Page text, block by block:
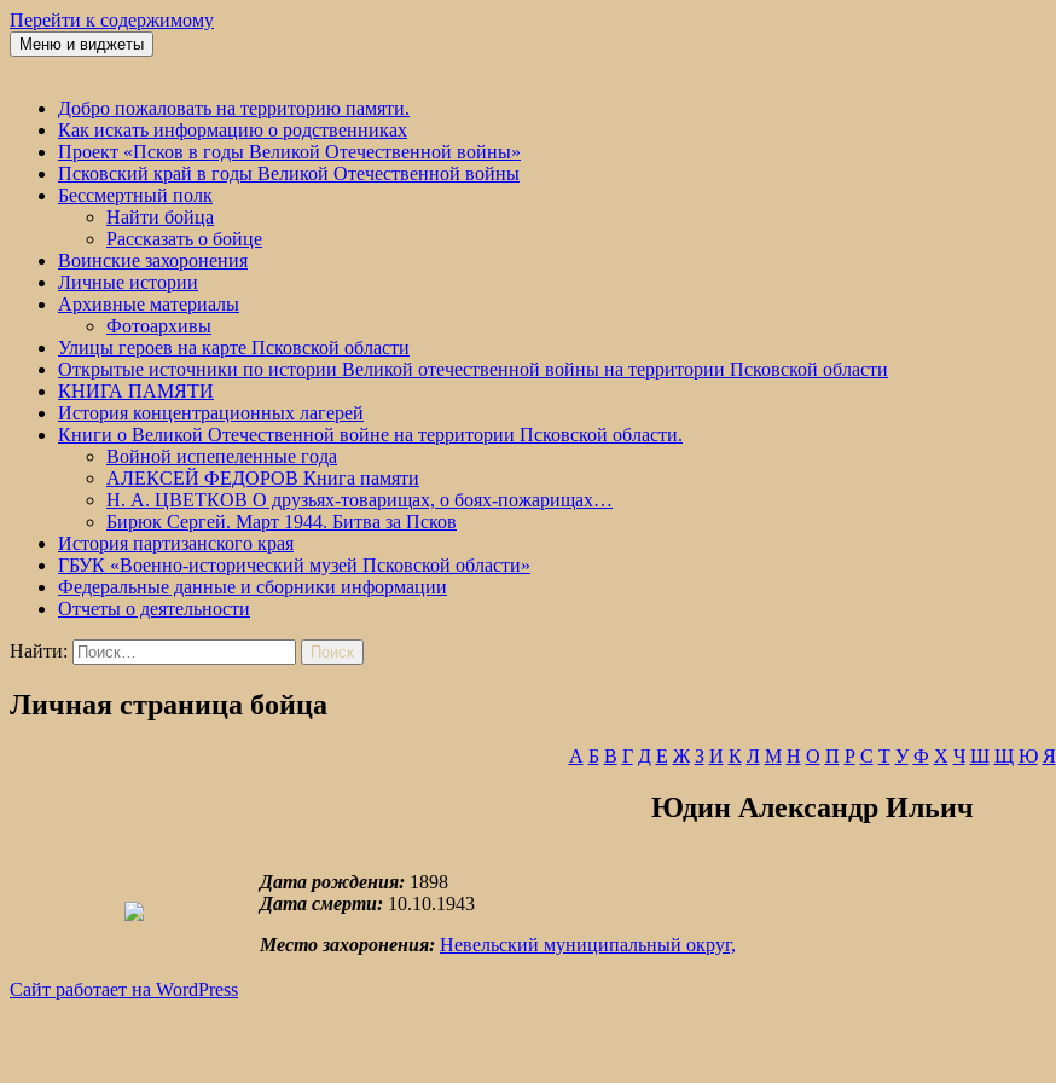
Перейти к содержимому
Победа 60
Меню и виджеты
Добро пожаловать на территорию памяти.
Как искать информацию о родственниках
Проект «Псков в годы Великой Отечественной войны»
Псковский край в годы Великой Отечественной войны
Бессмертный полк
Найти бойца
Рассказать о бойце
Воинские захоронения
Личные истории
Архивные материалы
Фотоархивы
Улицы героев на карте Псковской области
Открытые источники по истории Великой отечественной войны на территории Псковской области
КНИГА ПАМЯТИ
История концентрационных лагерей
Книги о Великой Отечественной войне на территории Псковской области.
Войной испепеленные года
АЛЕКСЕЙ ФЕДОРОВ Книга памяти
Н. А. ЦВЕТКОВ О друзьях-товарищах, о боях-пожарищах…
Бирюк Сергей. Март 1944. Битва за Псков
История партизанского края
ГБУК «Военно-исторический музей Псковской области»
Федеральные данные и сборники информации
Отчеты о деятельности
Найти:
Личная страница бойца
А Б В Г Д Е Ж З И К Л М Н О П Р С Т У Ф Х Ч Ш Щ Ю Я
Юдин Александр Ильич
Дата рождения: 1898
Дата смерти: 10.10.1943
Место захоронения: Невельский муниципальный округ,
Сайт работает на WordPress